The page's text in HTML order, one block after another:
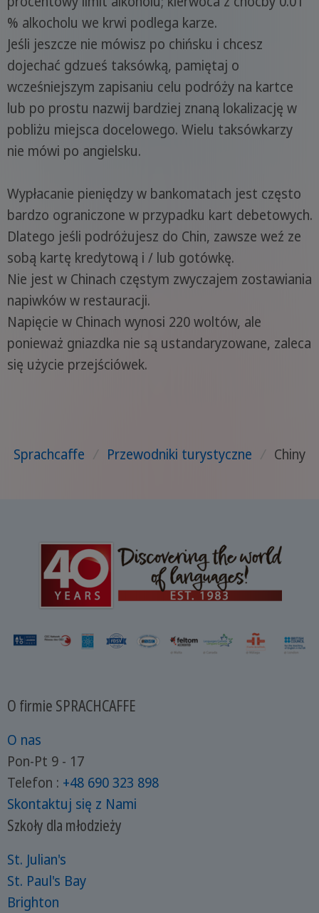
% alkocholu we krwi podlega karze.
Jeśli jeszcze nie mówisz po chińsku i chcesz
dojechać gdzueś taksówką, pamiętaj o
wcześniejszym zapisaniu celu podróży na kartce
lub po prostu nazwij bardziej znaną lokalizację w
pobliżu miejsca docelowego. Wielu taksówkarzy
nie mówi po angielsku.
Wypłacanie pieniędzy w bankomatach jest często
bardzo ograniczone w przypadku kart debetowych.
Dlatego jeśli podróżujesz do Chin, zawsze weź ze
sobą kartę kredytową i / lub gotówkę.
Nie jest w Chinach częstym zwyczajem zostawiania
napiwków w restauracji.
Napięcie w Chinach wynosi 220 woltów, ale
ponieważ gniazdka nie są ustandaryzowane, zaleca
się użycie przejściówek.
Sprachcaffe / Przewodniki turystyczne / Chiny
O firmie SPRACHCAFFE
O nas
Pon-Pt 9 - 17
Telefon : +48 690 323 898
Skontaktuj się z Nami
Szkoły dla młodzieży
St. Julian's
St. Paul's Bay
Brighton